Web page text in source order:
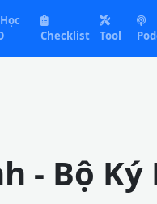
Học
Checklist Tool
- Bộ